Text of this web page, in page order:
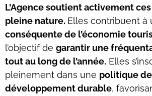
L’Agence soutient activement
pleine nature. Elles contribuent à
conséquente de l’économie
l’objectif de garantir une
tout au long de l’année. Elles
pleinement dans une politique de
développement durable,